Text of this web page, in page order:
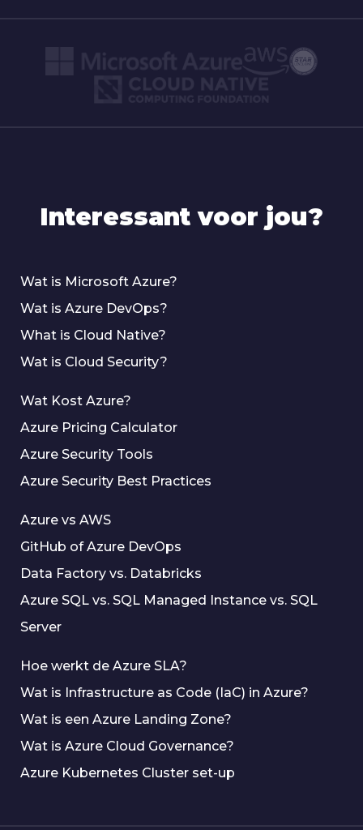
Interessant voor jou?
Wat is Microsoft Azure?
Wat is Azure DevOps?
What is Cloud Native?
Wat is Cloud Security?
Wat Kost Azure?
Azure Pricing Calculator
Azure Security Tools
Azure Security Best Practices
Azure vs AWS
GitHub of Azure DevOps
Data Factory vs. Databricks
Azure SQL vs. SQL Managed Instance vs. SQL
Server
Hoe werkt de Azure SLA?
Wat is Infrastructure as Code (IaC) in Azure?
Wat is een Azure Landing Zone?
Wat is Azure Cloud Governance?
Azure Kubernetes Cluster set-up